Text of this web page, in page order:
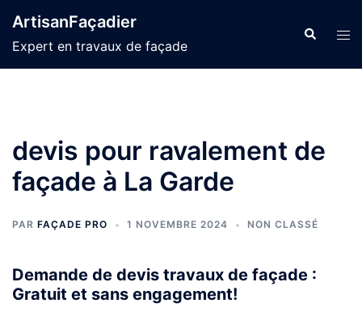
au
contenu
ArtisanFaçadier
Expert en travaux de façade
devis pour ravalement de
façade à La Garde
PAR FAÇADE PRO 1 NOVEMBRE 2024 NON CLASSÉ
Demande de devis travaux de façade :
Gratuit et sans engagement!